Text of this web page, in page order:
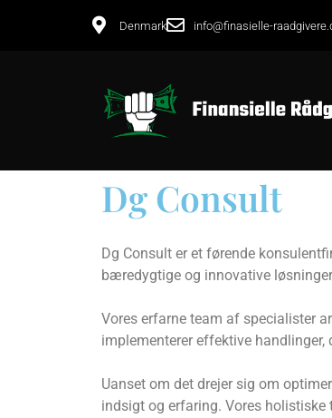
Denmark info@finasielle-
Dg Consult
Dg Consult er et førende
bæredygtige og innovative
Vores erfarne team af specialister
implementerer effektive
Uanset om det drejer sig om
indsigt og erfaring. Vores holistiske